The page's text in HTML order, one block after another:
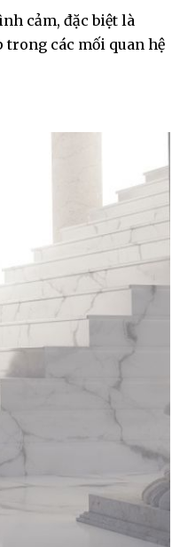
cảm, đặc biệt là
trong các mối quan hệ